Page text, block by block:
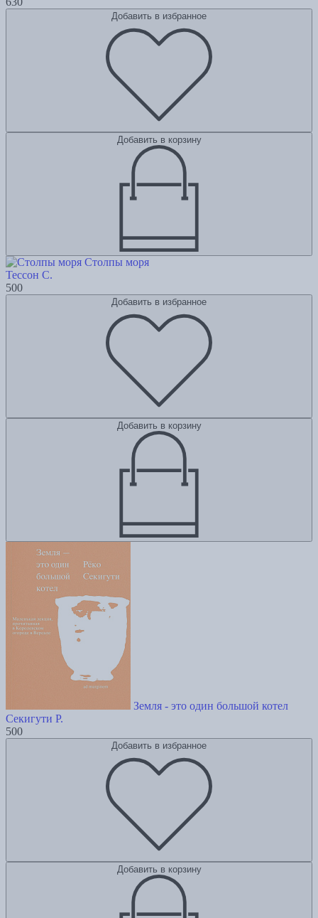
Добавить в избранное
Добавить в корзину
Столпы моря
Тессон С.
500
Добавить в избранное
Добавить в корзину
Земля - это один большой котел
Секигути Р.
500
Добавить в избранное
Добавить в корзину